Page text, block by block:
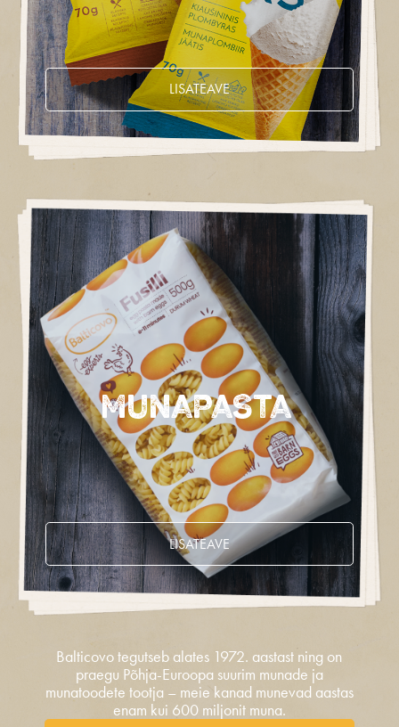
LISATEAVE
Munapasta
LISATEAVE
Balticovo tegutseb alates 1972. aastast ning on
praegu Põhja-Euroopa suurim munade ja
munatoodete tootja – meie kanad munevad aastas
enam kui 600 miljonit muna.